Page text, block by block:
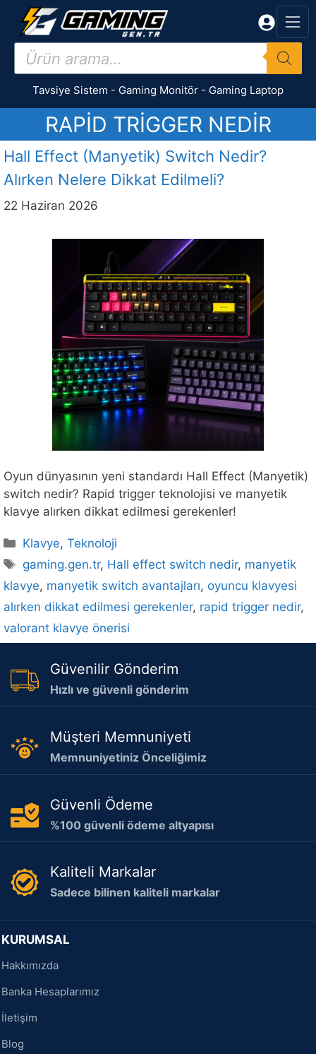
İçeriğe
Products
search
Tavsiye Sistem - Gaming Monitör - Gaming Laptop
RAPID TRIGGER NEDIR
Hall Effect (Manyetik) Switch Nedir?
Alırken Nelere Dikkat Edilmeli?
22 Haziran 2026
Oyun dünyasının yeni standardı Hall Effect (Manyetik)
switch nedir? Rapid trigger teknolojisi ve manyetik
klavye alırken dikkat edilmesi gerekenler!
Kategoriler
Klavye,Teknoloji
Etiketler
gaming.gen.tr, Hall effect switch nedir, manyetik
klavye, manyetik switch avantajları, oyuncu klavyesi
alırken dikkat edilmesi gerekenler, rapid trigger nedir,
valorant klavye önerisi
Güvenilir Gönderim
Hızlı ve güvenli gönderim
Müşteri Memnuniyeti
Memnuniyetiniz Önceliğimiz
Güvenli Ödeme
%100 güvenli ödeme altyapısı
Kaliteli Markalar
Sadece bilinen kaliteli markalar
KURUMSAL
Hakkımızda
Banka Hesaplarımız
İletişim
Blog